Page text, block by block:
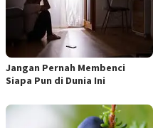
Jangan Pernah Membenci
Siapa Pun di Dunia Ini